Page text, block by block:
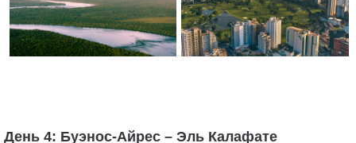
День 4: Буэнос-Айрес – Эль Калафате